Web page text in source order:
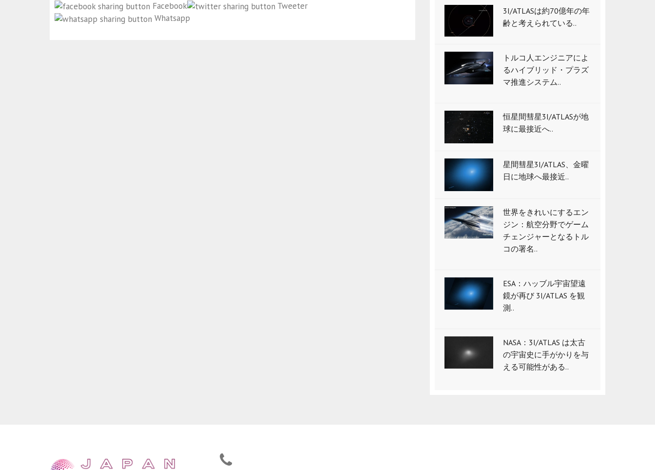
Facebook
Tweeter
Whatsapp
3I/ATLASは約70億年の年
齢と考えられている..
トルコ人エンジニアによ
るハイブリッド・プラズ
マ推進システム..
恒星間彗星3I/ATLASが地
球に最接近へ..
星間彗星3I/ATLAS、金曜
日に地球へ最接近..
世界をきれいにするエン
ジン：航空分野でゲーム
チェンジャーとなるトル
コの署名..
ESA：ハッブル宇宙望遠
鏡が再び 3I/ATLAS を観
測..
NASA：3I/ATLAS は太古
の宇宙史に手がかりを与
える可能性がある..